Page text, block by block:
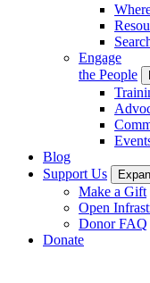
Engage
the People
Blog
Support Us
Make a Gift
Open
Donor FAQ
Donate